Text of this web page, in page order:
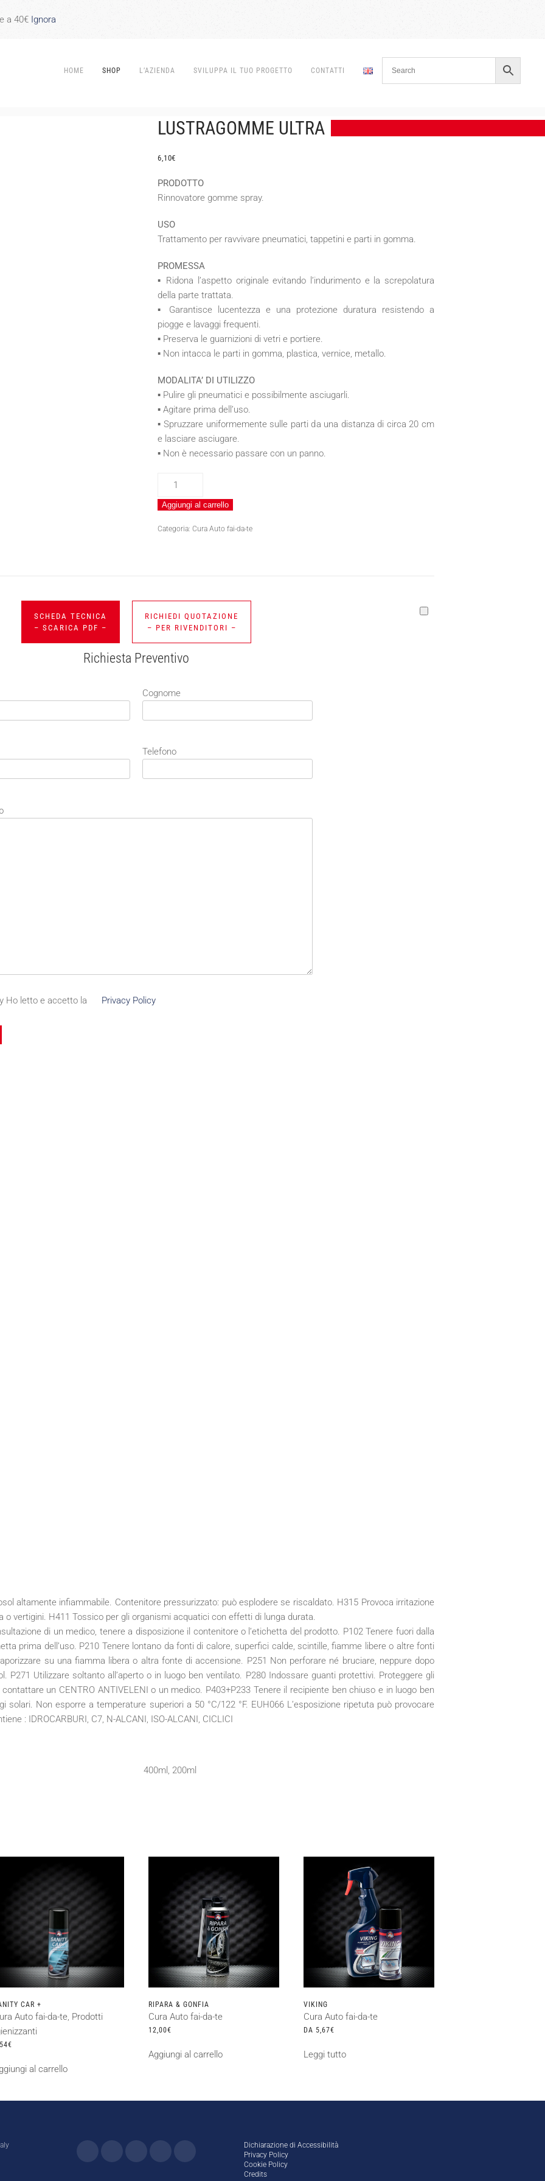
a 40€ Ignora
HOME SHOP L’AZIENDA SVILUPPA IL TUO PROGETTO CONTATTI
LUSTRAGOMME ULTRA
6,10€
PRODOTTO
Rinnovatore gomme spray.
USO
Trattamento per ravvivare pneumatici, tappetini e parti in gomma.
PROMESSA
▪ Ridona l’aspetto originale evitando l’indurimento e la screpolatura
della parte trattata.
▪ Garantisce lucentezza e una protezione duratura resistendo a
piogge e lavaggi frequenti.
▪ Preserva le guarnizioni di vetri e portiere.
▪ Non intacca le parti in gomma, plastica, vernice, metallo.
MODALITA’ DI UTILIZZO
▪ Pulire gli pneumatici e possibilmente asciugarli.
▪ Agitare prima dell’uso.
▪ Spruzzare uniformemente sulle parti da una distanza di circa 20 cm
e lasciare asciugare.
▪ Non è necessario passare con un panno.
LUSTRAGOMME
quantità
Aggiungi al carrello
Categoria: Cura Auto fai-da-te
SCHEDA TECNICA
– SCARICA PDF –
RICHIEDI QUOTAZIONE
– PER RIVENDITORI –
Richiesta Preventivo
Cognome
Telefono
Ho letto e accetto la Privacy Policy
altamente infiammabile. Contenitore pressurizzato: può esplodere se riscaldato. H315 Provoca irritazione
o vertigini. H411 Tossico per gli organismi acquatici con effetti di lunga durata.
di un medico, tenere a disposizione il contenitore o l’etichetta del prodotto. P102 Tenere fuori dalla
prima dell’uso. P210 Tenere lontano da fonti di calore, superfici calde, scintille, fiamme libere o altre fonti
su una fiamma libera o altra fonte di accensione. P251 Non perforare né bruciare, neppure dopo
P271 Utilizzare soltanto all’aperto o in luogo ben ventilato. P280 Indossare guanti protettivi. Proteggere gli
un CENTRO ANTIVELENI o un medico. P403+P233 Tenere il recipiente ben chiuso e in luogo ben
solari. Non esporre a temperature superiori a 50 °C/122 °F. EUH066 L’esposizione ripetuta può provocare
: IDROCARBURI, C7, N-ALCANI, ISO-ALCANI, CICLICI
400ml, 200ml
CAR +
Auto fai-da-te, Prodotti
€
al carrello
RIPARA & GONFIA
Cura Auto fai-da-te
12,00€
Aggiungi al carrello
VIKING
Cura Auto fai-da-te
DA 5,67€
Leggi tutto
Dichiarazione di Accessibilità
Privacy Policy
Cookie Policy
Credits